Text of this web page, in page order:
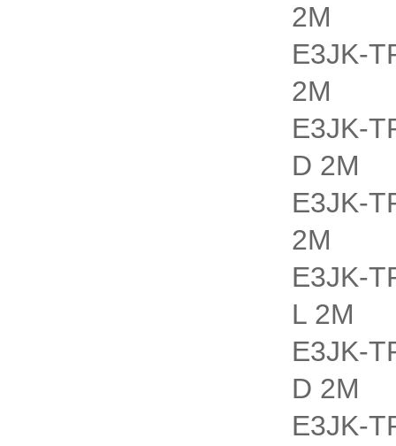
2M
2M
D 2M
2M
L 2M
D 2M